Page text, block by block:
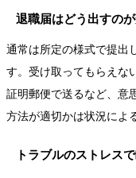
退職届はどう出すの
通常は所定の様式で提出
す。受け取ってもらえな
証明郵便で送るなど、意
方法が適切かは状況によ
トラブルのストレス